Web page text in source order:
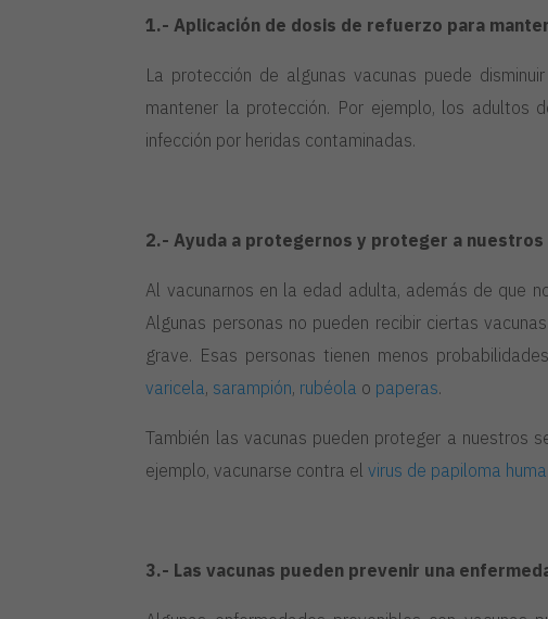
1.- Aplicación de dosis de refuerzo para
La protección de algunas vacunas puede
mantener la protección. Por ejemplo, los adultos
infección por heridas contaminadas.
2.- Ayuda a protegernos y proteger a
Al vacunarnos en la edad adulta, además de que
Algunas personas no pueden recibir ciertas
grave. Esas personas tienen menos
varicela, sarampión, rubéola o paperas.
También las vacunas pueden proteger a nuestros
ejemplo, vacunarse contra elvirus de papiloma
3.- Las vacunas pueden prevenir una